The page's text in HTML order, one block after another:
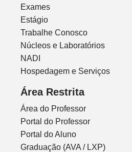
Exames
Estágio
Trabalhe Conosco
Núcleos e Laboratórios
NADI
Hospedagem e Serviços
Área Restrita
Área do Professor
Portal do Professor
Portal do Aluno
Graduação (AVA / LXP)